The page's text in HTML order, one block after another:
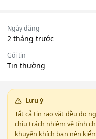
Ngày đăng
2 tháng trước
Gói tin
Tin thường
Lưu ý
Tất cả tin rao vặt đều do
chịu trách nhiệm về tính
khuyến khích bạn nên